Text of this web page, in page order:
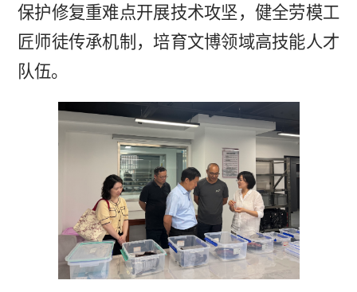
保护修复重难点开展技术攻坚，健全劳模工
匠师徒传承机制，培育文博领域高技能人才
队伍。